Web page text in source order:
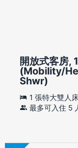
開放式客房,
(Mobility/
Shwr)
1 張特大雙人
最多可入住 5